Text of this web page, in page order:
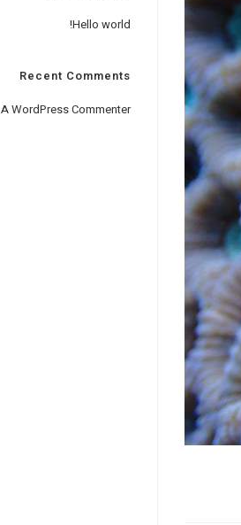
Hello world!
Recent Comments
A WordPress Commenter